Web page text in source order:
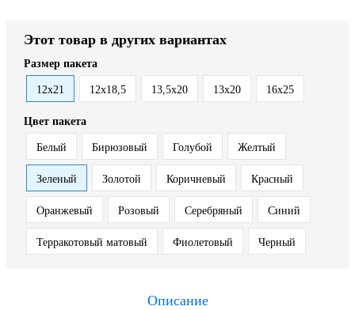
Этот товар в других вариантах
Размер пакета
12x21 12х18,5 13,5х20 13x20 16х25
Цвет пакета
Белый Бирюзовый Голубой Желтый
Зеленый Золотой Коричневый Красный
Оранжевый Розовый Серебряный Синий
Терракотовый матовый Фиолетовый Черный
Описание